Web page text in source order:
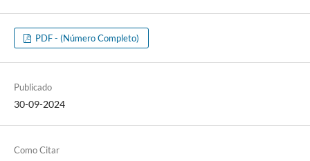
PDF - (Número Completo)
Publicado
30-09-2024
Como Citar